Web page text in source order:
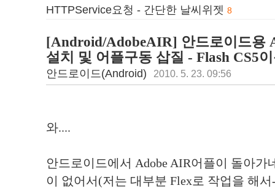
HTTPService요청 - 간단한 날씨위젯 8
[Android/AdobeAIR] 안드로이드용
설치 및 어플구동 삽질 - Flash CS5
안드로이드(Android) 2010. 5. 23. 09:56
와....
안드로이드에서 Adobe AIR어플이 돌아가
이 없어서(저는 대부분 Flex로 작업을 해